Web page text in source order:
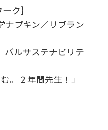
ク】
プキン／リブラン
バルサステナビリテ
。２年間先生！」